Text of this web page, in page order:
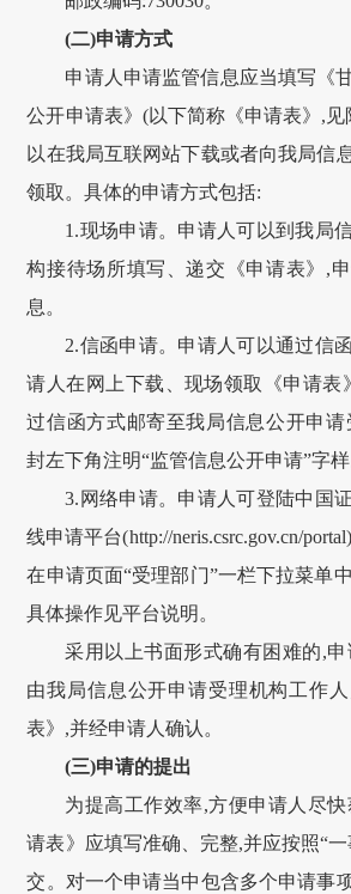
(二)申请方式
申请人申请监管信息应当填写《
公开申请表》(以下简称《申请表》,
以在我局互联网站下载或者向我局信
领取。具体的申请方式包括:
1.现场申请。申请人可以到我局
构接待场所填写、递交《申请表》,
息。
2.信函申请。申请人可以通过信
请人在网上下载、现场领取《申请表
过信函方式邮寄至我局信息公开申
封左下角注明“监管信息公开申请”字样
3.网络申请。申请人可登陆中国
线申请平台(http://neris.csrc.gov.cn/portal
在申请页面“受理部门”一栏下拉菜单
具体操作见平台说明。
采用以上书面形式确有困难的,
由我局信息公开申请受理机构工作
表》,并经申请人确认。
(三)申请的提出
为提高工作效率,方便申请人尽
请表》应填写准确、完整,并应按照“
交。对一个申请当中包含多个申请事